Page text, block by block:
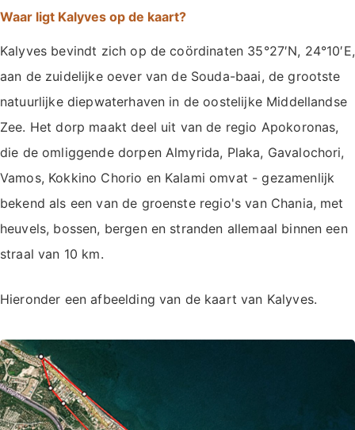
Waar ligt Kalyves op de kaart?
Kalyves bevindt zich op de coördinaten 35°27′N, 24°10′E,
aan de zuidelijke oever van de Souda-baai, de grootste
natuurlijke diepwaterhaven in de oostelijke Middellandse
Zee. Het dorp maakt deel uit van de regio Apokoronas,
die de omliggende dorpen Almyrida, Plaka, Gavalochori,
Vamos, Kokkino Chorio en Kalami omvat - gezamenlijk
bekend als een van de groenste regio's van Chania, met
heuvels, bossen, bergen en stranden allemaal binnen een
straal van 10 km.
Hieronder een afbeelding van de kaart van Kalyves.